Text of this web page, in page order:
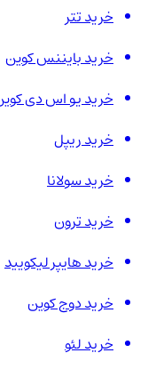
خرید تتر
خرید بایننس کوین
خرید یو اس دی کوین
خرید ریپل
خرید سولانا
خرید ترون
خرید هایپر لیکویید
خرید دوج کوین
خرید لئو